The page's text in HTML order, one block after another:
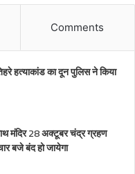
Comments
हत्याकांड का दून पुलिस ने किया
मंदिर 28 अक्टूबर चंद्र ग्रहण
बजे बंद हो जायेगा